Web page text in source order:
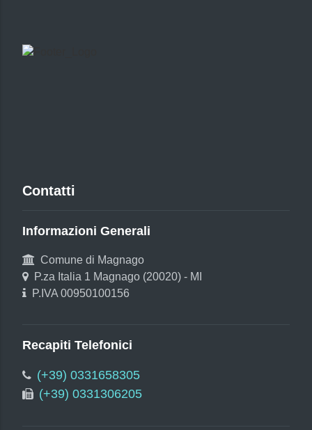
Contatti
Informazioni Generali
Comune di Magnago
P.za Italia 1 Magnago (20020) - MI
P.IVA 00950100156
Recapiti Telefonici
(+39) 0331658305
(+39) 0331306205